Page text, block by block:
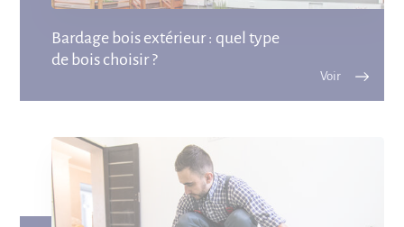
Bardage bois extérieur : quel type
de bois choisir ?